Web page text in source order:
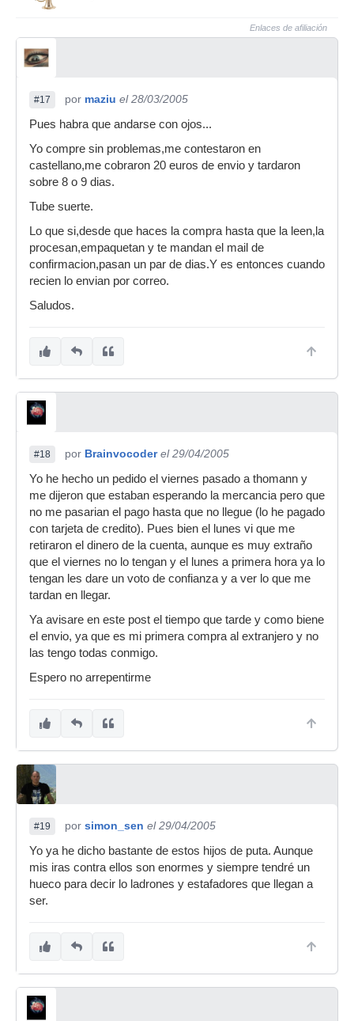
Enlaces de afiliación
#17 por maziu el 28/03/2005
Pues habra que andarse con ojos...
Yo compre sin problemas,me contestaron en
castellano,me cobraron 20 euros de envio y tardaron
sobre 8 o 9 dias.
Tube suerte.
Lo que si,desde que haces la compra hasta que la leen,la
procesan,empaquetan y te mandan el mail de
confirmacion,pasan un par de dias.Y es entonces cuando
recien lo envian por correo.
Saludos.
#18 por Brainvocoder el 29/04/2005
Yo he hecho un pedido el viernes pasado a thomann y
me dijeron que estaban esperando la mercancia pero que
no me pasarian el pago hasta que no llegue (lo he pagado
con tarjeta de credito). Pues bien el lunes vi que me
retiraron el dinero de la cuenta, aunque es muy extraño
que el viernes no lo tengan y el lunes a primera hora ya lo
tengan les dare un voto de confianza y a ver lo que me
tardan en llegar.
Ya avisare en este post el tiempo que tarde y como biene
el envio, ya que es mi primera compra al extranjero y no
las tengo todas conmigo.
Espero no arrepentirme
#19 por simon_sen el 29/04/2005
Yo ya he dicho bastante de estos hijos de puta. Aunque
mis iras contra ellos son enormes y siempre tendré un
hueco para decir lo ladrones y estafadores que llegan a
ser.